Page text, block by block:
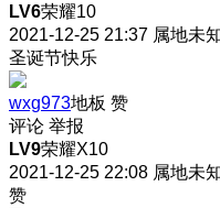
LV6荣耀10
2021-12-25 21:37 属地未
圣诞节快乐
wxg973地板 赞
评论 举报
LV9荣耀X10
2021-12-25 22:08 属地未
赞